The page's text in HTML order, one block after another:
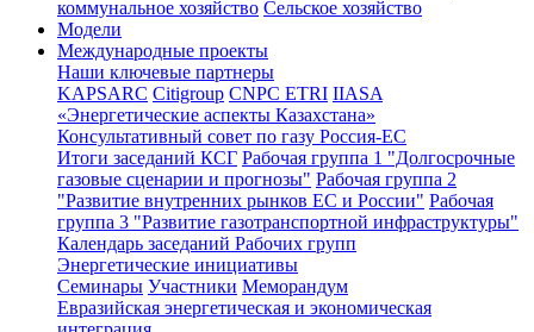
коммунальное хозяйство Сельское хозяйство
Модели
Международные проекты
Наши ключевые партнеры
KAPSARC Citigroup CNPC ETRI IIASA
«Энергетические аспекты Казахстана»
Консультативный совет по газу Россия-ЕС
Итоги заседаний КСГ Рабочая группа 1 "Долгосрочные
газовые сценарии и прогнозы" Рабочая группа 2
"Развитие внутренних рынков ЕС и России" Рабочая
группа 3 "Развитие газотранспортной инфраструктуры"
Календарь заседаний Рабочих групп
Энергетические инициативы
Семинары Участники Меморандум
Евразийская энергетическая и экономическая